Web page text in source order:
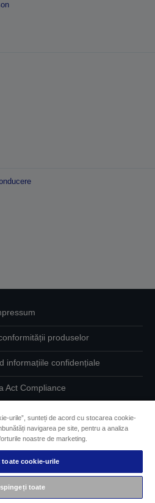
produselor
informațiile confidențiale
Act Compliance
modulele cookie
pe linie de accesibilitate
© 2026 Seiko Epson
urile”, sunteți de acord cu stocarea cookie-
navigarea pe site, pentru a analiza
noastre de marketing.
toate cookie-urile
toate